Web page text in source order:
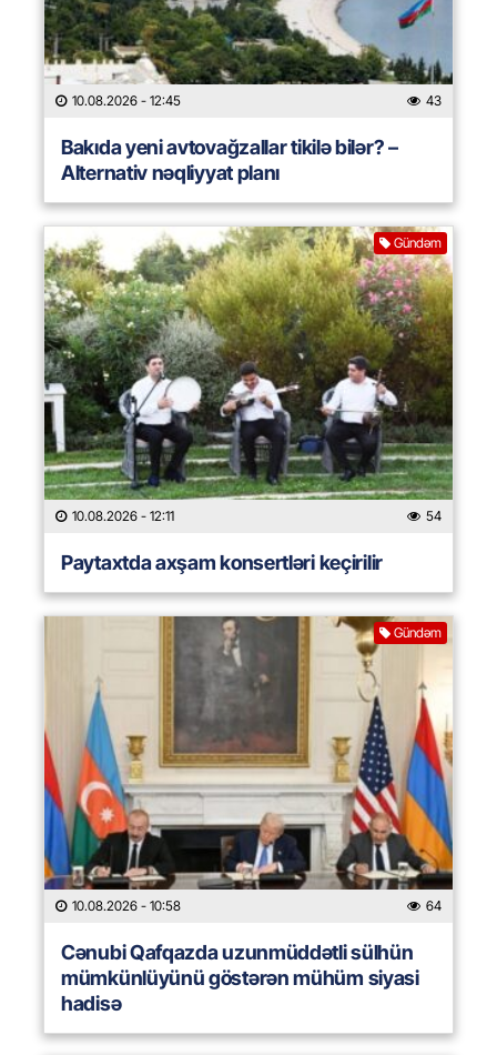
10.08.2026 - 12:45 43
Bakıda yeni avtovağzallar tikilə bilər? –
Alternativ nəqliyyat planı
Gündəm
10.08.2026 - 12:11 54
Paytaxtda axşam konsertləri keçirilir
Gündəm
10.08.2026 - 10:58 64
Cənubi Qafqazda uzunmüddətli sülhün
mümkünlüyünü göstərən mühüm siyasi
hadisə